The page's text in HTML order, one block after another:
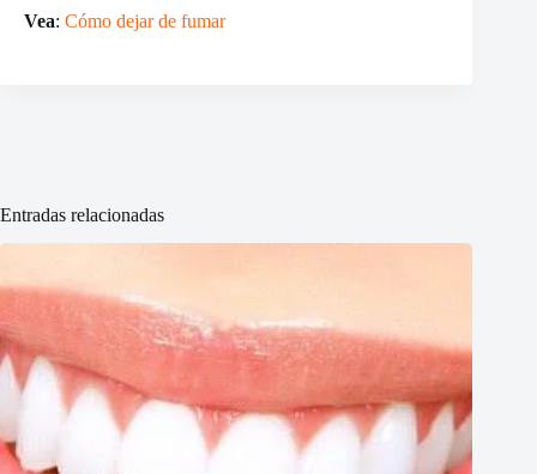
Vea: Cómo dejar de fumar
Entradas relacionadas